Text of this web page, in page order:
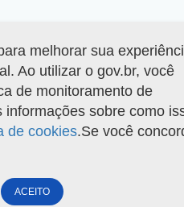
melhorar sua
Ao utilizar o gov.br, você
de monitoramento de
informações sobre como
de cookies.Se você
ACEITO